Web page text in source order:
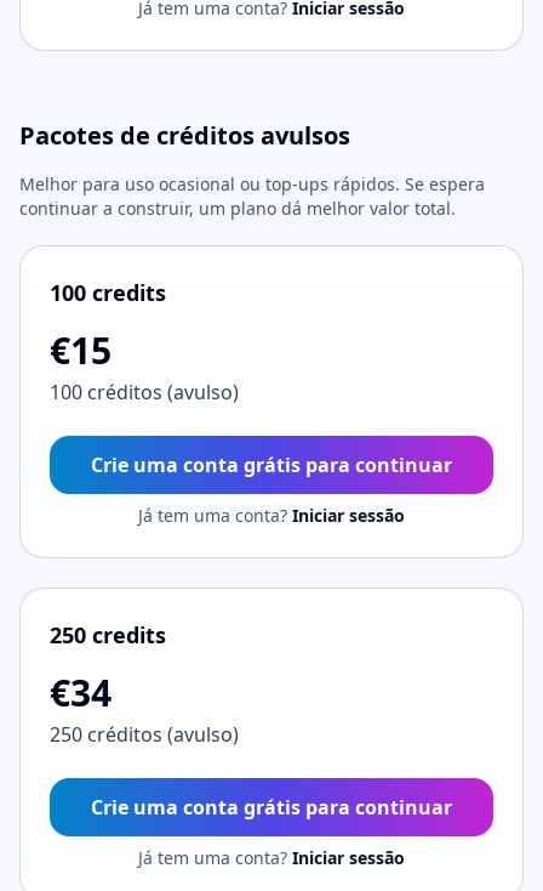
Já tem uma conta? Iniciar sessão
Pacotes de créditos avulsos
Melhor para uso ocasional ou top-ups rápidos. Se espera
continuar a construir, um plano dá melhor valor total.
100 credits
€15
100 créditos (avulso)
Crie uma conta grátis para continuar
Já tem uma conta? Iniciar sessão
250 credits
€34
250 créditos (avulso)
Crie uma conta grátis para continuar
Já tem uma conta? Iniciar sessão